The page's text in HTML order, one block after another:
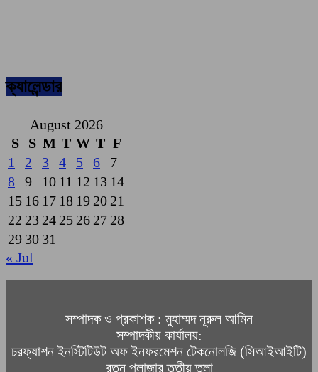
ক্যালেন্ডার
August 2026
S
S M T W T F
1
2 3 4 5 6
7
8
9 10 11 12 13 14
15 16 17 18 19 20 21
22 23 24 25 26 27 28
29 30 31
« Jul
সম্পাদক ও প্রকাশক : মুহাম্মদ নূরুল আমিন
সম্পাদকীয় কার্যালয়:
চরফ্যাশন ইনস্টিটিউট অফ ইনফরমেশন টেকনোলজি (সিআইআইটি)
রতন প্লাজার তৃতীয় তলা